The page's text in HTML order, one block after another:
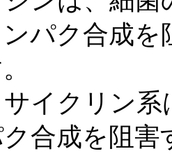
ンパク合成
イクリン系
合成を阻